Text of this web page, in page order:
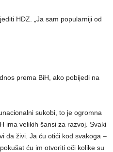
HDZ. „Ja sam popularniji od
prema BiH, ako pobijedi na
sukobi, to je ogromna
ima velikih šansi za razvoj. Svaki
da živi. Ja ću otići kod svakoga –
ću im otvoriti oči kolike su